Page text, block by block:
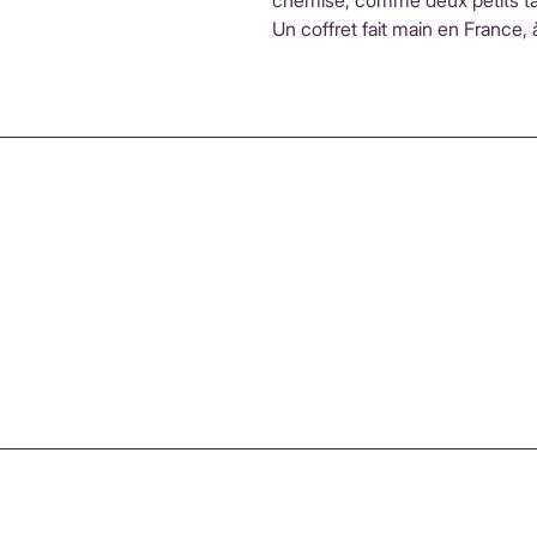
Un coffret fait main en France,